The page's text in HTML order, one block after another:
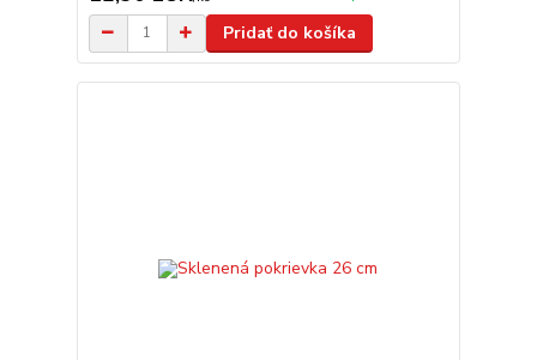
Pridať do košíka